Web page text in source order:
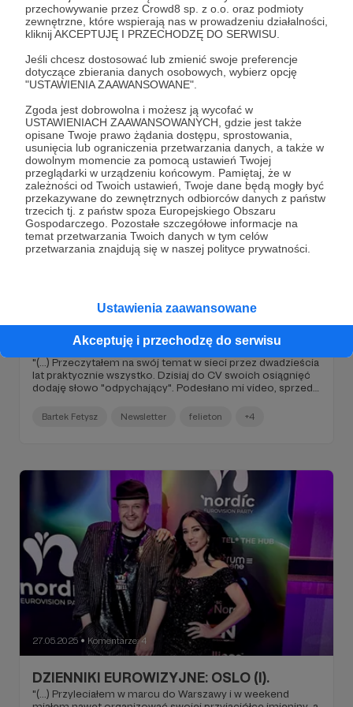
przechowywanie przez Crowd8 sp. z o.o. oraz podmioty
zewnętrzne, które wspierają nas w prowadzeniu działalności,
kliknij AKCEPTUJĘ I PRZECHODZĘ DO SERWISU.
Jeśli chcesz dostosować lub zmienić swoje preferencje
dotyczące zbierania danych osobowych, wybierz opcję
"USTAWIENIA ZAAWANSOWANE".
Zgoda jest dobrowolna i możesz ją wycofać w
USTAWIENIACH ZAAWANSOWANYCH, gdzie jest także
opisane Twoje prawo żądania dostępu, sprostowania,
usunięcia lub ograniczenia przetwarzania danych, a także w
dowolnym momencie za pomocą ustawień Twojej
przeglądarki w urządzeniu końcowym. Pamiętaj, że w
zależności od Twoich ustawień, Twoje dane będą mogły być
przekazywane do zewnętrznych odbiorców danych z państw
trzecich tj. z państw spoza Europejskiego Obszaru
Gospodarczego. Pozostałe szczegółowe informacje na
temat przetwarzania Twoich danych w tym celów
przetwarzania znajdują się w naszej polityce prywatności.
Ustawienia zaawansowane
Akceptuję i przechodzę do serwisu
"(...) Wracając do pokoju po śniadaniu koło dziewiątej,
wpadliśmy na Justynę, która tego dnia, chyba rekordowo
późno jak na swoje możliwości schodziła sama na
śniadanie. Oczywiście w stanie "idzie diva", szorty,
kozaczki, okulary, delikatny makijaż, ale fryzura perfect.
Kapci nie miała (...)".
Bartek Fetysz Dzienniki Eurowizyjne
Justyna Steczkowska +2
Komentarze: 2
CZŁOWIEK ODPYCHAJĄCY.
"(...) Przeczytałem na swój temat w sieci przez dwadzieścia
lat praktycznie wszystko. Dzisiaj do CV swoich osiągnięć
dodaję słowo "odpychający". Podesłano mi video, sprzed
zdecydowała się zatrudnić "tłumacza", a w komentarzach,
jak zawsze w Polsce, wyścig na to, kto dojebie mi bardziej.
wiem lepiej. Sieciowa pizdościskara (...)".
Bartek Fetysz Newsletter felieton +4
27.05.2025 ● Komentarze: 4
DZIENNIKI EUROWIZYJNE: OSLO (I).
"(...) Przyleciałem w marcu do Warszawy i w weekend